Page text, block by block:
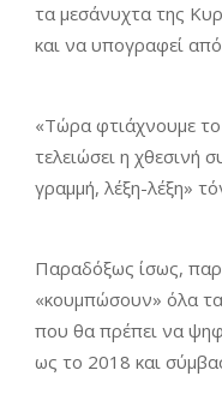
τα μεσάνυχτα της
και να υπογραφεί
«Τώρα φτιάχνουμε το
τελειώσει η χθεσινή
γραμμή, λέξη-λέξη»
Παραδόξως ίσως,
«κουμπώσουν» όλα τα
που θα πρέπει να
ως το 2018 και